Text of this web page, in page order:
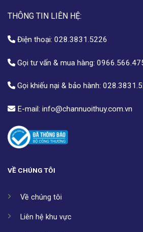
THÔNG TIN LIÊN HỆ:
Điện thoại: 028.3831.5226
Gọi tư vấn & mua hàng:
Gọi khiếu nại & bảo hành:
E-mail: info@channuoithuy.com.vn
VỀ CHÚNG TÔI
Về chúng tôi
Liên hệ khu vực